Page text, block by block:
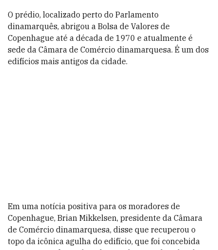
O prédio, localizado perto do Parlamento
dinamarquês, abrigou a Bolsa de Valores de
Copenhague até a década de 1970 e atualmente é
sede da Câmara de Comércio dinamarquesa. É um dos
edifícios mais antigos da cidade.
Em uma notícia positiva para os moradores de
Copenhague, Brian Mikkelsen, presidente da Câmara
de Comércio dinamarquesa, disse que recuperou o
topo da icônica agulha do edifício, que foi concebida